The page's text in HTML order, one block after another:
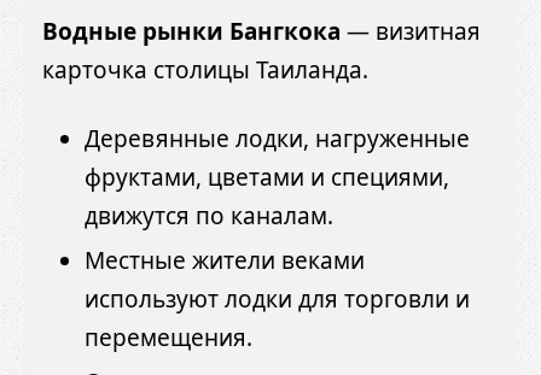
Водные рынки Бангкока — визитная
карточка столицы Таиланда.
Деревянные лодки, нагруженные
фруктами, цветами и специями,
движутся по каналам.
Местные жители веками
используют лодки для торговли и
перемещения.